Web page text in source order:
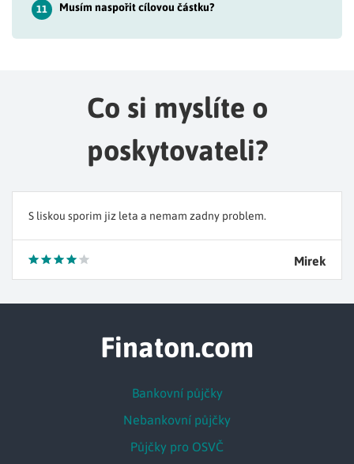
11 Musím naspořit cílovou částku?
Co si myslíte o
poskytovateli?
S liskou sporim jiz leta a nemam zadny problem.
Mirek
Finaton.com
Bankovní půjčky
Nebankovní půjčky
Půjčky pro OSVČ